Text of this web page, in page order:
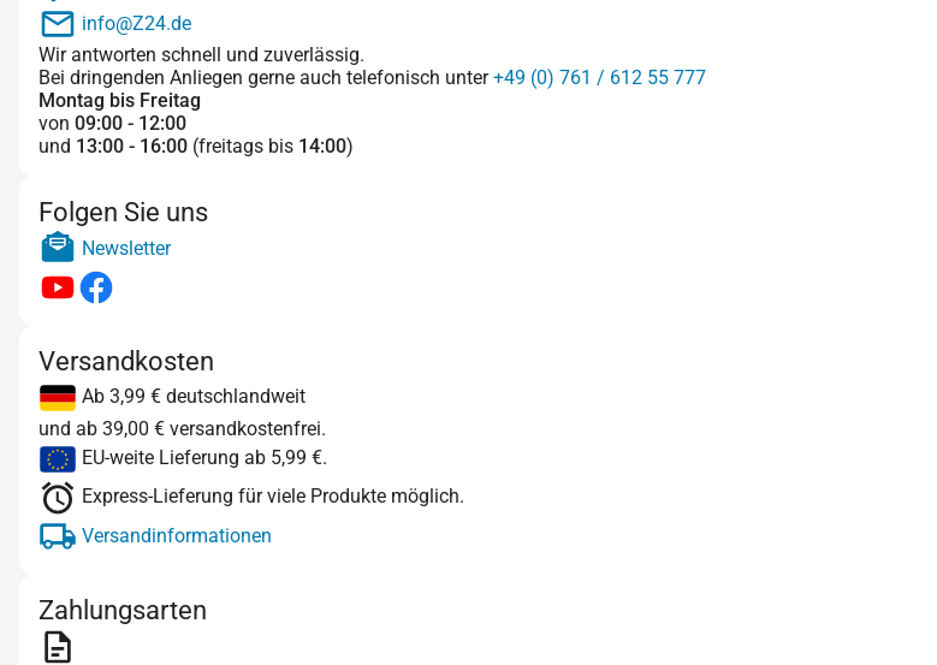
info@Z24.de
Wir antworten schnell und zuverlässig.
Bei dringenden Anliegen gerne auch telefonisch unter+49 (0) 761 / 612 55 777
Montag bis Freitag
von 09:00 - 12:00
und 13:00 - 16:00 (freitags bis 14:00)
Folgen Sie uns
Newsletter
Versandkosten
Ab 3,99 € deutschlandweit
und ab 39,00 € versandkostenfrei.
EU-weite Lieferung ab 5,99 €.
Express-Lieferung für viele Produkte möglich.
Versandinformationen
Zahlungsarten